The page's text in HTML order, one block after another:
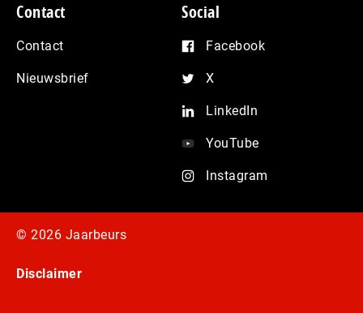
Contact
Contact
Nieuwsbrief
Social
Facebook
X
LinkedIn
YouTube
Instagram
© 2026 Jaarbeurs
Disclaimer